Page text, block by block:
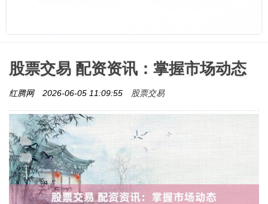
股票交易 配资资讯：掌握市场动态
红腾网 2026-06-05 11:09:55 股票交易